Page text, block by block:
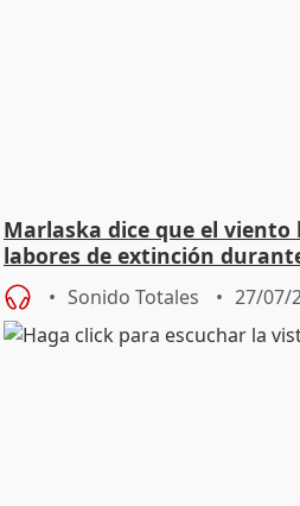
Marlaska dice que el viento
labores de extinción
Sonido Totales 27/07/